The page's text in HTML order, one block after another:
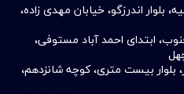
بلوار اندرزگو، خیابان مهدی زاده،
ابتدای احمد آباد مستوفی،
بلوار بیست متری، کوچه شانزدهم،